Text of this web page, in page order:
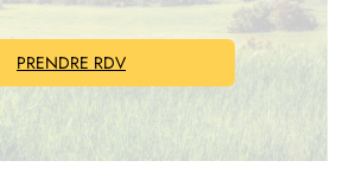
PRENDRE RDV